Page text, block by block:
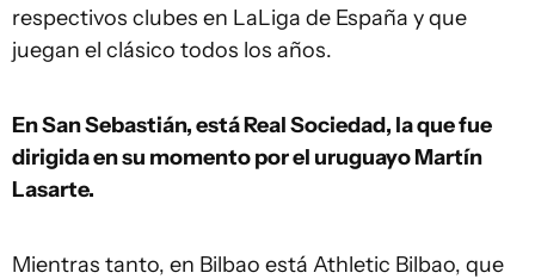
respectivos clubes en LaLiga de España y que
juegan el clásico todos los años.
En San Sebastián, está Real Sociedad, la que fue
dirigida en su momento por el uruguayo Martín
Lasarte.
Mientras tanto, en Bilbao está Athletic Bilbao, que